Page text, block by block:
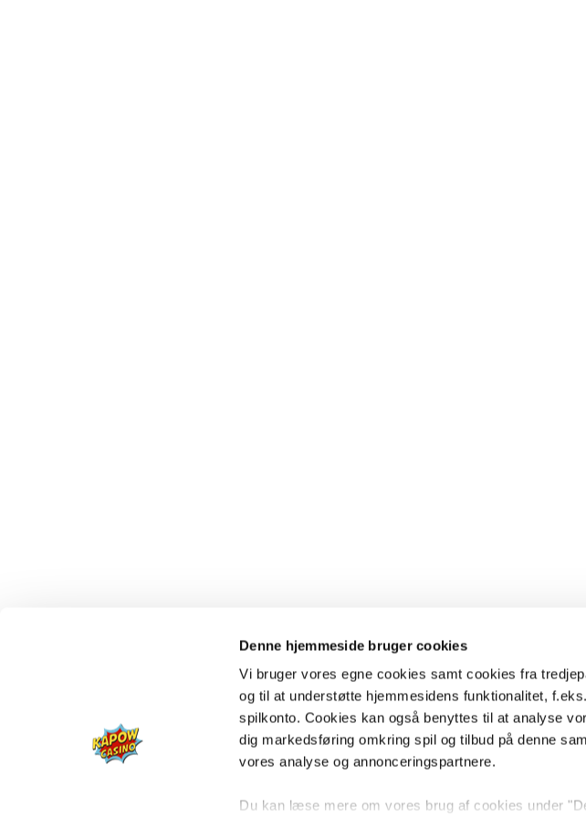
Denne hjemmeside bruger cookies
Vi bruger vores egne cookies samt cookies fra
og til at understøtte hjemmesidens funktionalitet,
spilkonto. Cookies kan også benyttes til at analyse
dig markedsføring omkring spil og tilbud på denne
vores analyse og annonceringspartnere.
Du kan læse mere om vores brug af cookies under